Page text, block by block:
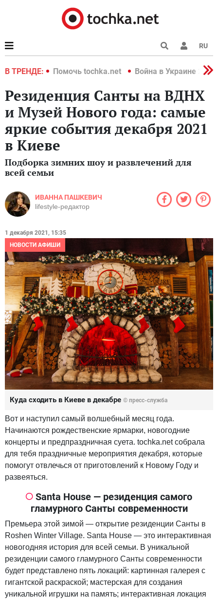
RU
В ТРЕНДЕ:
2022 Помочь tochka.net Война в Украине 2022
Резиденция Санты на ВДНХ
и Музей Нового года: самые
яркие события декабря 2021
в Киеве
Подборка зимних шоу и развлечений для
всей семьи
ИВАННА ПАШКЕВИЧ
lifestyle-редактор
1 декабря 2021, 15:35
НОВОСТИ АФИШИ
Куда сходить в Киеве в декабре © пресс-служба
Вот и наступил самый волшебный месяц года.
Начинаются рождественские ярмарки, новогодние
концерты и предпраздничная суета. tochka.net собрала
для тебя праздничные мероприятия декабря, которые
помогут отвлечься от приготовлений к Новому Году и
развеяться.
Santa House — резиденция самого
гламурного Санты современности
Премьера этой зимой — открытие резиденции Санты в
Roshen Winter Village. Santa House — это интерактивная
новогодняя история для всей семьи. В уникальной
резиденции самого гламурного Санты современности
будет представлено пять локаций: картинная галерея с
гигантской раскраской; мастерская для создания
уникальной игрушки на память; интерактивная локация